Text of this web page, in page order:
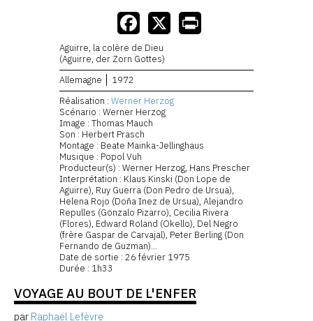
Aguirre, la colère de Dieu
(Aguirre, der Zorn Gottes)
Allemagne
1972
Réalisation : Werner Herzog
Scénario : Werner Herzog
Image : Thomas Mauch
Son : Herbert Prasch
Montage : Beate Mainka-Jellinghaus
Musique : Popol Vuh
Producteur(s) : Werner Herzog, Hans Prescher
Interprétation : Klaus Kinski (Don Lope de
Aguirre), Ruy Guerra (Don Pedro de Ursua),
Helena Rojo (Doña Inez de Ursua), Alejandro
Repulles (Gonzalo Pizarro), Cecilia Rivera
(Flores), Edward Roland (Okello), Del Negro
(frère Gaspar de Carvajal), Peter Berling (Don
Fernando de Guzman)...
Date de sortie : 26 février 1975
Durée : 1h33
VOYAGE AU BOUT DE L'ENFER
par Raphaël Lefèvre